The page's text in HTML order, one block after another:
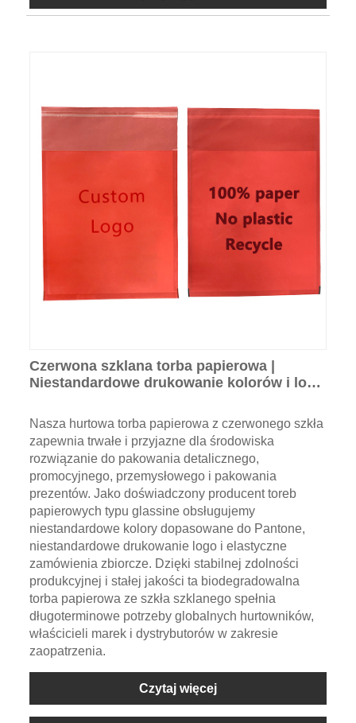
Czerwona szklana torba papierowa |
Niestandardowe drukowanie kolorów i logo
Nasza hurtowa torba papierowa z czerwonego szkła
zapewnia trwałe i przyjazne dla środowiska
rozwiązanie do pakowania detalicznego,
promocyjnego, przemysłowego i pakowania
prezentów. Jako doświadczony producent toreb
papierowych typu glassine obsługujemy
niestandardowe kolory dopasowane do Pantone,
niestandardowe drukowanie logo i elastyczne
zamówienia zbiorcze. Dzięki stabilnej zdolności
produkcyjnej i stałej jakości ta biodegradowalna
torba papierowa ze szkła szklanego spełnia
długoterminowe potrzeby globalnych hurtowników,
właścicieli marek i dystrybutorów w zakresie
zaopatrzenia.
Czytaj więcej